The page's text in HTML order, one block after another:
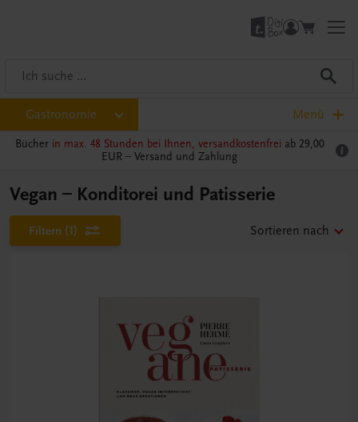
Gastronomie Menü
Bücher in max. 48 Stunden bei Ihnen, versandkostenfrei ab 29,00
EUR – Versand und Zahlung
Vegan – Konditorei und Patisserie
Filtern (1) Sortieren nach